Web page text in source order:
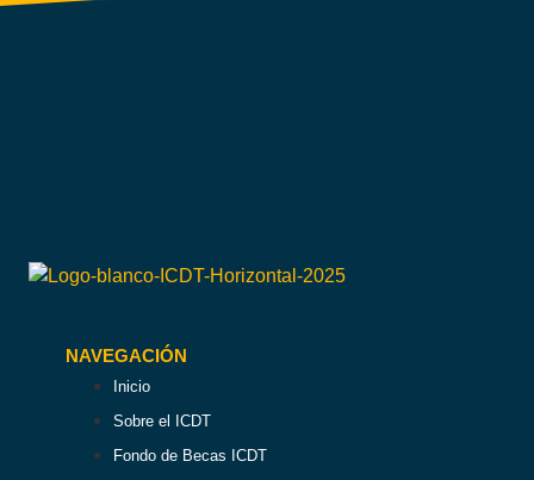
NAVEGACIÓN
Inicio
Sobre el ICDT
Fondo de Becas ICDT